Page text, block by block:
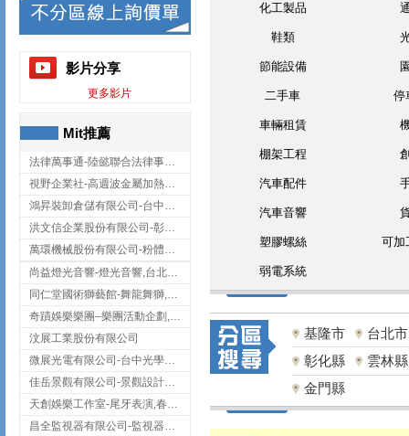
影片分享
更多影片
Mit推薦
法律萬事通-陸懿聯合法律事務所
視野企業社-高週波金屬加熱設備,彰化高週波金屬加熱設備
鴻昇裝卸倉儲有限公司-台中貨櫃裝卸
洪文信企業股份有限公司-彰化鋅合金鑄造,彰化五金加工,彰化五金配件
萬環機械股份有限公司-粉體塗裝設備,輸送機,輸送機設備,台南輸送機
尚益燈光音響-燈光音響,台北燈光音響,台北燈光音響出租
同仁堂國術獅藝館-舞龍舞獅,台中舞龍舞獅
奇蹟娛樂樂團–樂團活動企劃,台中樂團表演,台中婚禮樂團
汶展工業股份有限公司
微展光電有限公司-台中光學鍍膜,optical filter taiwan,台灣光學鍍膜
佳岳景觀有限公司-景觀設計公司,台北景觀設計,台北景觀工程,中山區景觀設計
天創娛樂工作室-尾牙表演,春酒表演,板橋尾牙表演
昌全監視器有限公司-監視器安裝,高雄監視器安裝,鳳山區監視器安裝
化工製品
鞋類
節能設備
二手車 停
車輛租賃
棚架工程
汽車配件
汽車音響
塑膠螺絲 可加
弱電系統
基隆市
台北市
彰化縣
雲林縣
金門縣